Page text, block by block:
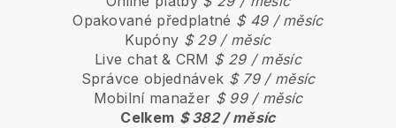
Opakované předplatné $ 49 / měsíc
Kupóny $ 29 / měsíc
Live chat & CRM $ 29 / měsíc
Správce objednávek $ 79 / měsíc
Mobilní manažer $ 99 / měsíc
Celkem $ 382 / měsíc